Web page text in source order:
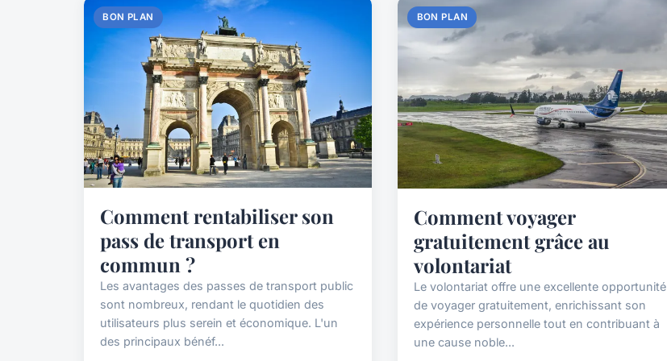
BON PLAN
Comment rentabiliser son
pass de transport en
commun ?
Les avantages des passes de transport public
sont nombreux, rendant le quotidien des
utilisateurs plus serein et économique. L'un
des principaux bénéf...
BON PLAN
Comment voyager
gratuitement grâce au
volontariat
Le volontariat offre une excellente opportunité
de voyager gratuitement, enrichissant son
expérience personnelle tout en contribuant à
une cause noble...